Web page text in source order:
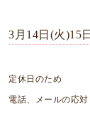
3月14日(火)15
定休日のため
電話、メールの応